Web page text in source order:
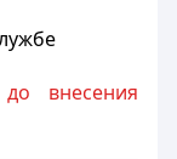
внесения